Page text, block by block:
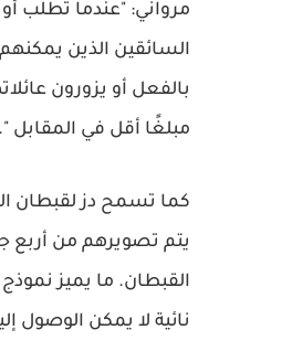
مرواني: "عندما تطلب
السائقين الذين
بالفعل أو يزورون
مبلغًا أقل في المقابل ".
كما تسمح دز لقبطان
يتم تصويرهم من
القبطان. ما يميز
نائية لا يمكن الوصول